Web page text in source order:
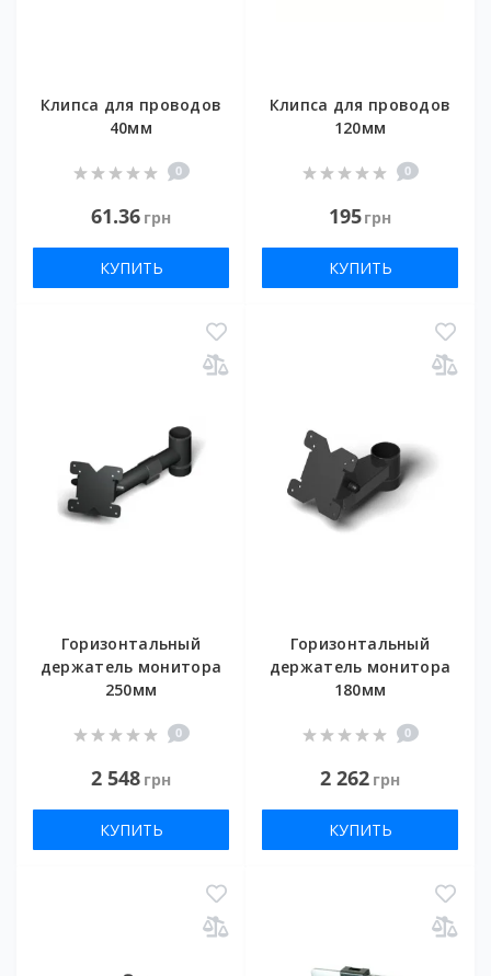
Клипса для проводов
40мм
0
61.36 грн
КУПИТЬ
Клипса для проводов
120мм
0
195грн
КУПИТЬ
Горизонтальный
держатель монитора
250мм
0
2 548 грн
КУПИТЬ
Горизонтальный
держатель монитора
180мм
0
2 262 грн
КУПИТЬ